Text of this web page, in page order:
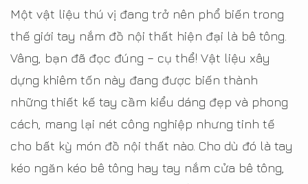
Một vật liệu thú vị đang trở nên phổ biến trong
thế giới tay nắm đồ nội thất hiện đại là bê tông.
Vâng, bạn đã đọc đúng – cụ thể! Vật liệu xây
dựng khiêm tốn này đang được biến thành
những thiết kế tay cầm kiểu dáng đẹp và phong
cách, mang lại nét công nghiệp nhưng tinh tế
cho bất kỳ món đồ nội thất nào. Cho dù đó là tay
kéo ngăn kéo bê tông hay tay nắm cửa bê tông,